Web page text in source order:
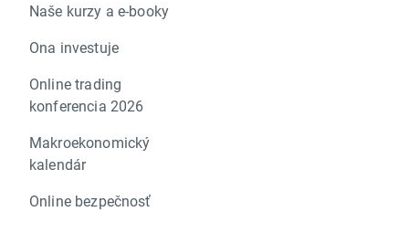
Naše kurzy a e-booky
Ona investuje
Online trading
konferencia 2026
Makroekonomický
kalendár
Online bezpečnosť